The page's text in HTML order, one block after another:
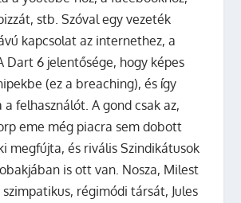
stb. Szóval egy vezeték
kapcsolat az internethez, a
Dart 6 jelentősége, hogy képes
(ez a breaching), és így
felhasználót. A gond csak az,
eme még piacra sem dobott
megfújta, és rivális Szindikátusok
is ott van. Nosza, Milest
régimódi társát, Jules